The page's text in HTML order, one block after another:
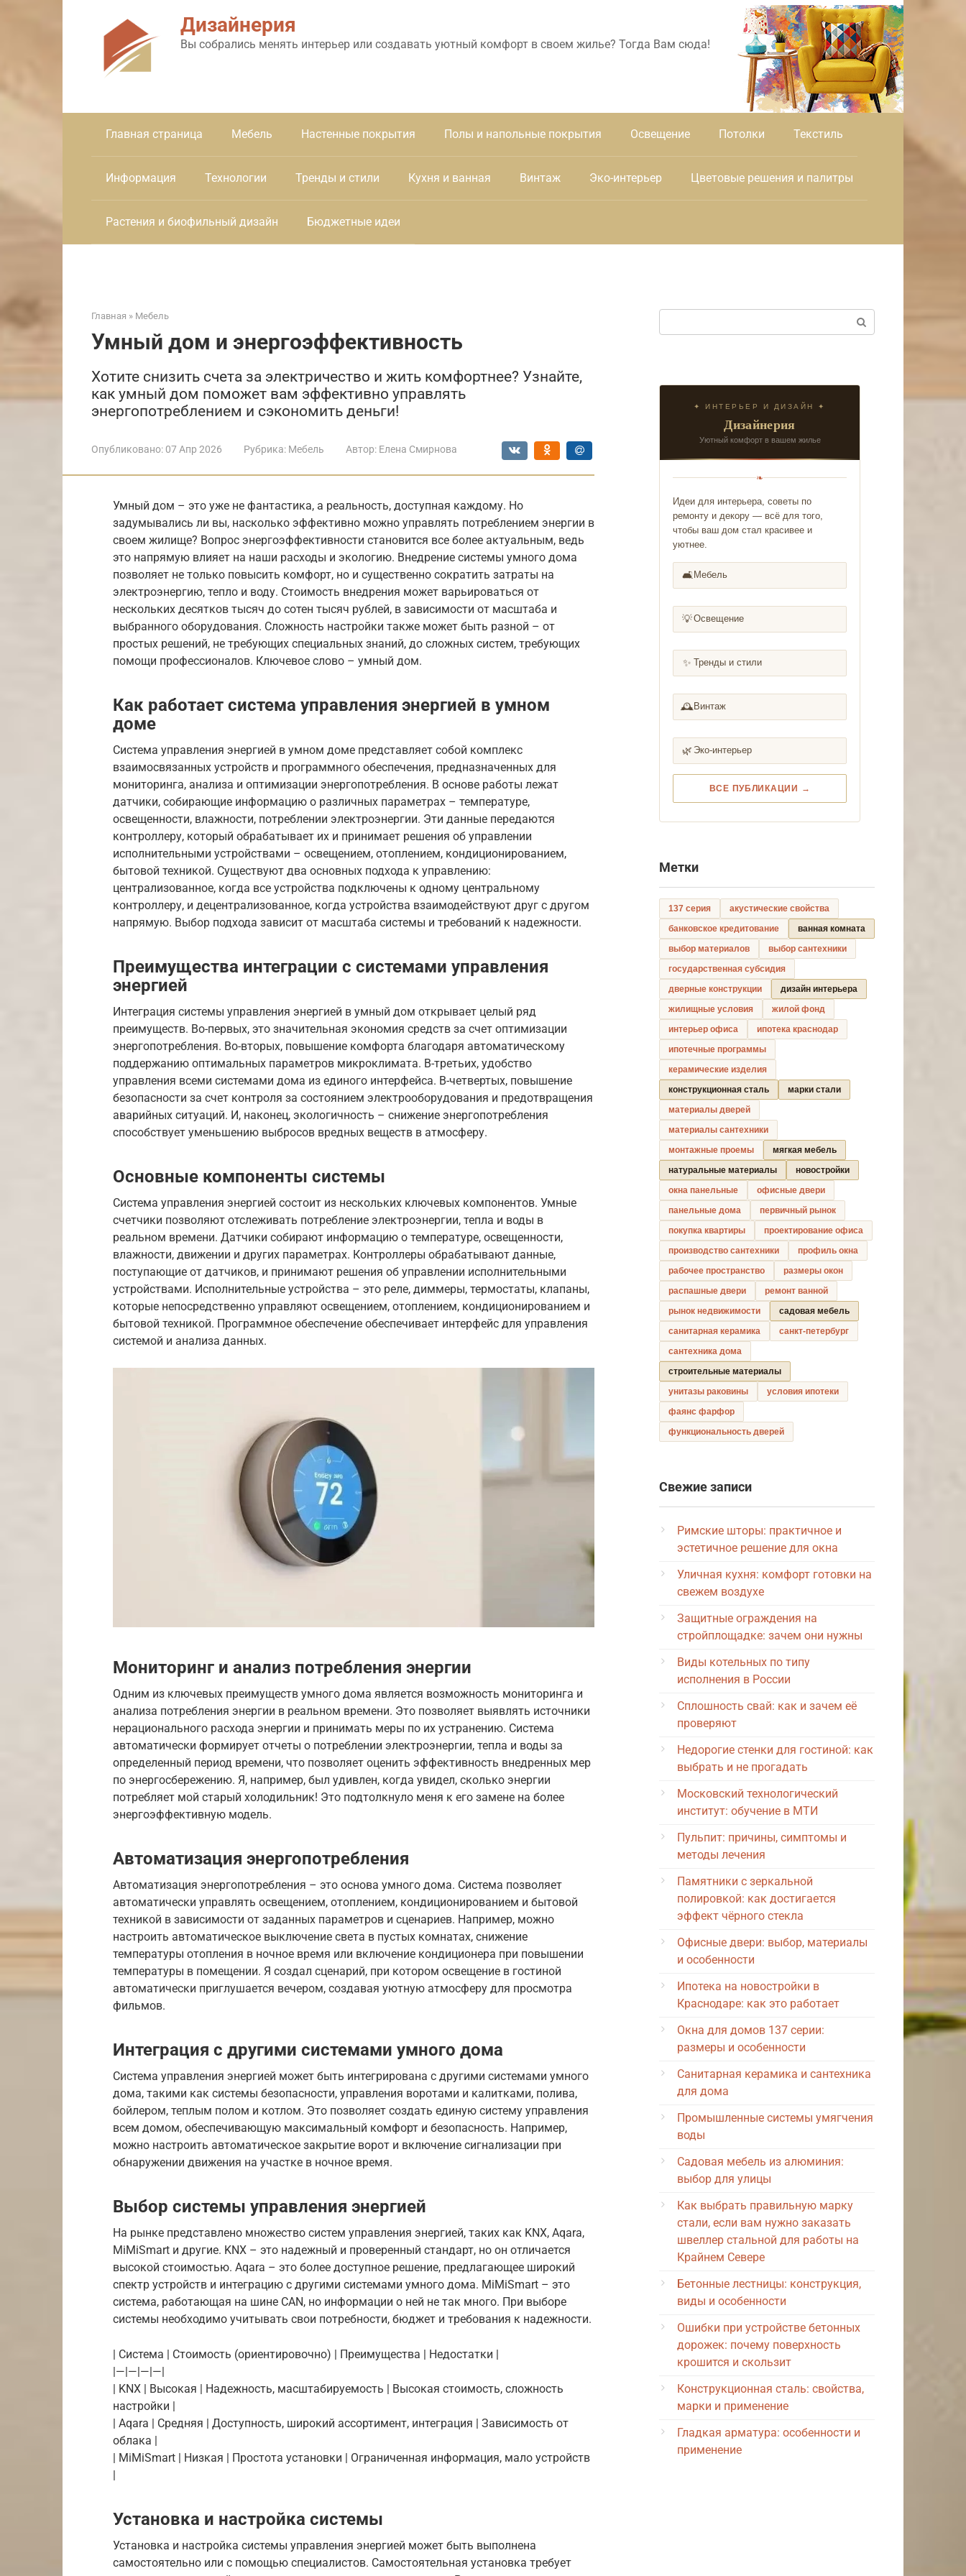
Дизайнерия
Вы собрались менять интерьер или создавать уютный комфорт в своем жилье? Тогда Вам сюда!
Главная страница Мебель Настенные покрытия Полы и напольные покрытия Освещение Потолки Текстиль
Информация Технологии Тренды и стили Кухня и ванная Винтаж Эко-интерьер Цветовые решения и палитры
Растения и биофильный дизайн Бюджетные идеи
Главная » Мебель
Умный дом и энергоэффективность
Хотите снизить счета за электричество и жить комфортнее? Узнайте,
как умный дом поможет вам эффективно управлять
энергопотреблением и сэкономить деньги!
Опубликовано: 07 Апр 2026 Рубрика: Мебель Автор: Елена Смирнова
Умный дом – это уже не фантастика, а реальность, доступная каждому. Но
задумывались ли вы, насколько эффективно можно управлять потреблением энергии в
своем жилище? Вопрос энергоэффективности становится все более актуальным, ведь
это напрямую влияет на наши расходы и экологию. Внедрение системы умного дома
позволяет не только повысить комфорт, но и существенно сократить затраты на
электроэнергию, тепло и воду. Стоимость внедрения может варьироваться от
нескольких десятков тысяч до сотен тысяч рублей, в зависимости от масштаба и
выбранного оборудования. Сложность настройки также может быть разной – от
простых решений, не требующих специальных знаний, до сложных систем, требующих
помощи профессионалов. Ключевое слово – умный дом.
Как работает система управления энергией в умном
доме
Система управления энергией в умном доме представляет собой комплекс
взаимосвязанных устройств и программного обеспечения, предназначенных для
мониторинга, анализа и оптимизации энергопотребления. В основе работы лежат
датчики, собирающие информацию о различных параметрах – температуре,
освещенности, влажности, потреблении электроэнергии. Эти данные передаются
контроллеру, который обрабатывает их и принимает решения об управлении
исполнительными устройствами – освещением, отоплением, кондиционированием,
бытовой техникой. Существуют два основных подхода к управлению:
централизованное, когда все устройства подключены к одному центральному
контроллеру, и децентрализованное, когда устройства взаимодействуют друг с другом
напрямую. Выбор подхода зависит от масштаба системы и требований к надежности.
Преимущества интеграции с системами управления
энергией
Интеграция системы управления энергией в умный дом открывает целый ряд
преимуществ. Во-первых, это значительная экономия средств за счет оптимизации
энергопотребления. Во-вторых, повышение комфорта благодаря автоматическому
поддержанию оптимальных параметров микроклимата. В-третьих, удобство
управления всеми системами дома из единого интерфейса. В-четвертых, повышение
безопасности за счет контроля за состоянием электрооборудования и предотвращения
аварийных ситуаций. И, наконец, экологичность – снижение энергопотребления
способствует уменьшению выбросов вредных веществ в атмосферу.
Основные компоненты системы
Система управления энергией состоит из нескольких ключевых компонентов. Умные
счетчики позволяют отслеживать потребление электроэнергии, тепла и воды в
реальном времени. Датчики собирают информацию о температуре, освещенности,
влажности, движении и других параметрах. Контроллеры обрабатывают данные,
поступающие от датчиков, и принимают решения об управлении исполнительными
устройствами. Исполнительные устройства – это реле, диммеры, термостаты, клапаны,
которые непосредственно управляют освещением, отоплением, кондиционированием и
бытовой техникой. Программное обеспечение обеспечивает интерфейс для управления
системой и анализа данных.
Мониторинг и анализ потребления энергии
Одним из ключевых преимуществ умного дома является возможность мониторинга и
анализа потребления энергии в реальном времени. Это позволяет выявлять источники
нерационального расхода энергии и принимать меры по их устранению. Система
автоматически формирует отчеты о потреблении электроэнергии, тепла и воды за
определенный период времени, что позволяет оценить эффективность внедренных мер
по энергосбережению. Я, например, был удивлен, когда увидел, сколько энергии
потребляет мой старый холодильник! Это подтолкнуло меня к его замене на более
энергоэффективную модель.
Автоматизация энергопотребления
Автоматизация энергопотребления – это основа умного дома. Система позволяет
автоматически управлять освещением, отоплением, кондиционированием и бытовой
техникой в зависимости от заданных параметров и сценариев. Например, можно
настроить автоматическое выключение света в пустых комнатах, снижение
температуры отопления в ночное время или включение кондиционера при повышении
температуры в помещении. Я создал сценарий, при котором освещение в гостиной
автоматически приглушается вечером, создавая уютную атмосферу для просмотра
фильмов.
Интеграция с другими системами умного дома
Система управления энергией может быть интегрирована с другими системами умного
дома, такими как системы безопасности, управления воротами и калитками, полива,
бойлером, теплым полом и котлом. Это позволяет создать единую систему управления
всем домом, обеспечивающую максимальный комфорт и безопасность. Например,
можно настроить автоматическое закрытие ворот и включение сигнализации при
обнаружении движения на участке в ночное время.
Выбор системы управления энергией
На рынке представлено множество систем управления энергией, таких как KNX, Aqara,
MiMiSmart и другие. KNX – это надежный и проверенный стандарт, но он отличается
высокой стоимостью. Aqara – это более доступное решение, предлагающее широкий
спектр устройств и интеграцию с другими системами умного дома. MiMiSmart – это
система, работающая на шине CAN, но информации о ней не так много. При выборе
системы необходимо учитывать свои потребности, бюджет и требования к надежности.
| Система | Стоимость (ориентировочно) | Преимущества | Недостатки |
|—|—|—|—|
| KNX | Высокая | Надежность, масштабируемость | Высокая стоимость, сложность
настройки |
| Aqara | Средняя | Доступность, широкий ассортимент, интеграция | Зависимость от
облака |
| MiMiSmart | Низкая | Простота установки | Ограниченная информация, мало устройств
|
Установка и настройка системы
Установка и настройка системы управления энергией может быть выполнена
самостоятельно или с помощью специалистов. Самостоятельная установка требует
✦ ИНТЕРЬЕР И ДИЗАЙН ✦
Дизайнерия
Уютный комфорт в вашем жилье
❧
Идеи для интерьера, советы по
ремонту и декору — всё для того,
чтобы ваш дом стал красивее и
уютнее.
🛋️ Мебель
💡Освещение
✨ Тренды и стили
🕰️ Винтаж
🌿 Эко-интерьер
ВСЕ ПУБЛИКАЦИИ →
Метки
137 серия
акустические свойства
банковское кредитование
ванная комната
выбор материалов
выбор сантехники
государственная субсидия
дверные конструкции
дизайн интерьера
жилищные условия
жилой фонд
интерьер офиса
ипотека краснодар
ипотечные программы
керамические изделия
конструкционная сталь
марки стали
материалы дверей
материалы сантехники
монтажные проемы
мягкая мебель
натуральные материалы
новостройки
окна панельные
офисные двери
панельные дома
первичный рынок
покупка квартиры
проектирование офиса
производство сантехники
профиль окна
рабочее пространство
размеры окон
распашные двери
ремонт ванной
рынок недвижимости
садовая мебель
санитарная керамика
санкт-петербург
сантехника дома
строительные материалы
унитазы раковины
условия ипотеки
фаянс фарфор
функциональность дверей
Свежие записи
Римские шторы: практичное и
эстетичное решение для окна
Уличная кухня: комфорт готовки на
свежем воздухе
Защитные ограждения на
стройплощадке: зачем они нужны
Виды котельных по типу
исполнения в России
Сплошность свай: как и зачем её
проверяют
Недорогие стенки для гостиной: как
выбрать и не прогадать
Московский технологический
институт: обучение в МТИ
Пульпит: причины, симптомы и
методы лечения
Памятники с зеркальной
полировкой: как достигается
эффект чёрного стекла
Офисные двери: выбор, материалы
и особенности
Ипотека на новостройки в
Краснодаре: как это работает
Окна для домов 137 серии:
размеры и особенности
Санитарная керамика и сантехника
для дома
Промышленные системы умягчения
воды
Садовая мебель из алюминия:
выбор для улицы
Как выбрать правильную марку
стали, если вам нужно заказать
швеллер стальной для работы на
Крайнем Севере
Бетонные лестницы: конструкция,
виды и особенности
Ошибки при устройстве бетонных
дорожек: почему поверхность
крошится и скользит
Конструкционная сталь: свойства,
марки и применение
Гладкая арматура: особенности и
применение